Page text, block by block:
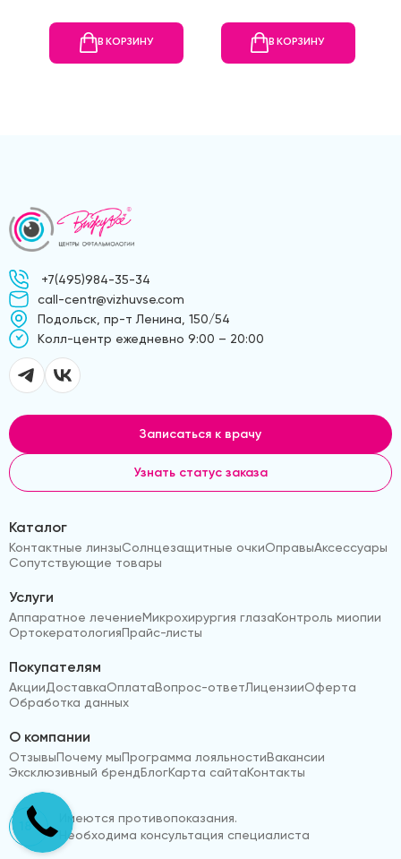
В КОРЗИНУ В КОРЗИНУ
+7(495)984-35-34
call-centr@vizhuvse.com
Подольск, пр-т Ленина, 150/54
Kолл-центр ежедневно 9:00 – 20:00
Записаться к врачу
Узнать статус заказа
Каталог
Контактные линзыСолнцезащитные очкиОправыАксессуары
Сопутствующие товары
Услуги
Аппаратное лечениеМикрохирургия глазаКонтроль миопии
ОртокератологияПрайс-листы
Покупателям
АкцииДоставкаОплатаВопрос-ответЛицензииОферта
Обработка данных
О компании
ОтзывыПочему мыПрограмма лояльностиВакансии
Эксклюзивный брендБлогКарта сайтаКонтакты
18+
Имеются противопоказания.
Необходима консультация специалиста